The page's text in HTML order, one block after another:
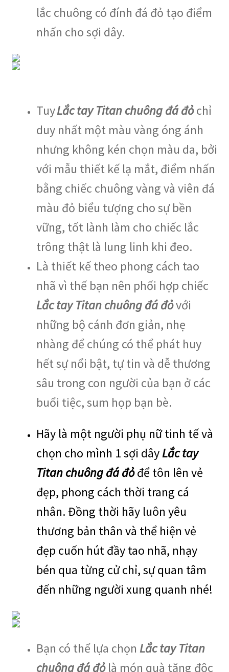
lắc chuông có đính đá đỏ tạo điểm
nhấn cho sợi dây.
TuyLắc tay Titan chuông đá đỏchỉ
duy nhất một màu vàng óng ánh
nhưng không kén chọn màu da, bởi
với mẫu thiết kế lạ mắt, điểm nhấn
bằng chiếc chuông vàng và viên đá
màu đỏ biểu tượng cho sự bền
vững, tốt lành làm cho chiếc lắc
trông thật là lung linh khi đeo.
Là thiết kế theo phong cách tao
nhã vì thế bạn nên phối hợp chiếc
Lắc tay Titan chuông đá đỏvới
những bộ cánh đơn giản, nhẹ
nhàng để chúng có thể phát huy
hết sự nổi bật, tự tin và dễ thương
sâu trong con người của bạn ở các
buổi tiệc, sum họp bạn bè.
Hãy là một người phụ nữ tinh tế và
chọn cho mình 1 sợi dâyLắc tay
Titan chuông đá đỏđể tôn lên vẻ
đẹp, phong cách thời trang cá
nhân. Đồng thời hãy luôn yêu
thương bản thân và thể hiện vẻ
đẹp cuốn hút đầy tao nhã, nhạy
bén qua từng cử chỉ, sự quan tâm
đến những người xung quanh nhé!
Bạn có thể lựa chọn Lắc tay Titan
chuông đá đỏlà món quà tặng độc